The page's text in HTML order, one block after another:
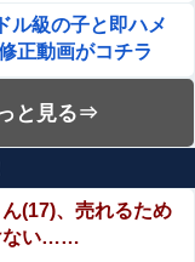
もなくエ●チなパ
ｗｗｗｗｗｗｗｗ
人、現る！！←コ
まくりw w w w w
えないヒール姿で
ル級の子と即ハメ
正動画がコチラ
ファン「みなちゃ
動画
ップでトラック
hitomiを使わずに
と見る⇒
(17)、売れるため
ない……